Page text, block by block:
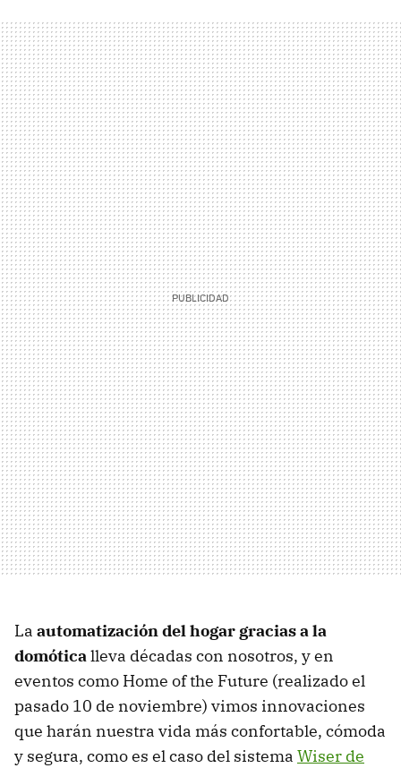
La automatización del hogar gracias a la
domóticalleva décadas con nosotros, y en
eventos como Home of the Future (realizado el
pasado 10 de noviembre) vimos innovaciones
que harán nuestra vida más confortable, cómoda
y segura, como es el caso del sistema Wiser de